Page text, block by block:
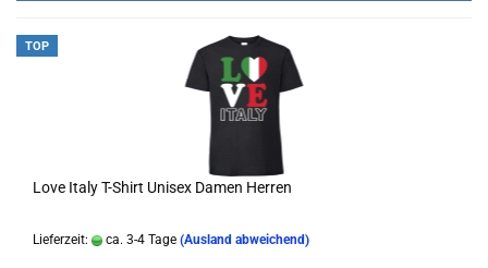
TOP
Love Italy T-Shirt Unisex Damen Herren
Lieferzeit: ca. 3-4 Tage (Ausland abweichend)